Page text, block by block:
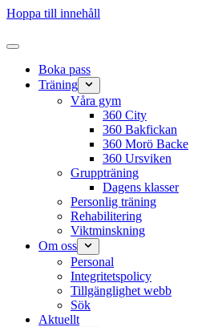
Hoppa till innehåll
Boka pass
Träning
Våra gym
360 City
360 Bakfickan
360 Morö Backe
360 Ursviken
Gruppträning
Dagens klasser
Personlig träning
Rehabilitering
Viktminskning
Om oss
Personal
Integritetspolicy
Tillgänglighet webb
Sök
Aktuellt